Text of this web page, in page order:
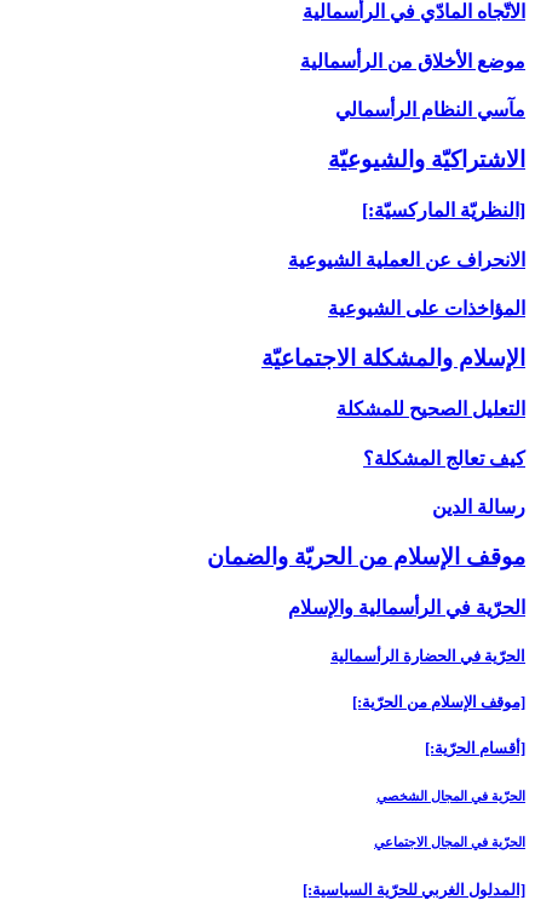
الاتّجاه المادّي في الرأسمالية
موضع الأخلاق من الرأسمالية
مآسي النظام الرأسمالي
الاشتراكيّة والشيوعيّة
[النظريّة الماركسيّة:]
الانحراف عن العملية الشيوعية
المؤاخذات على الشيوعية
الإسلام والمشكلة الاجتماعيّة
التعليل الصحيح للمشكلة
كيف تعالج المشكلة؟
رسالة الدين‏
موقف الإسلام من الحريّة والضمان‏
الحرّية في الرأسمالية والإسلام‏
الحرّية في الحضارة الرأسمالية
[موقف الإسلام من الحرّية:]
[أقسام الحرّية:]
الحرّية في المجال الشخصي
الحرّية في المجال الاجتماعي
[المدلول الغربي للحرّية السياسية:]